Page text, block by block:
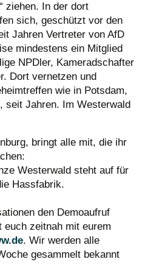
ziehen. In der dort
sich, geschützt vor den
Jahren Vertreter von AfD
mindestens ein Mitglied
NPDler, Kameradschafter
Dort vernetzen und
wie in Potsdam,
seit Jahren. Im Westerwald
bringt alle mit, die ihr
Westerwald steht auf für
Hassfabrik.
den Demoaufruf
euch zeitnah mit eurem
. Wir werden alle
gesammelt bekannt